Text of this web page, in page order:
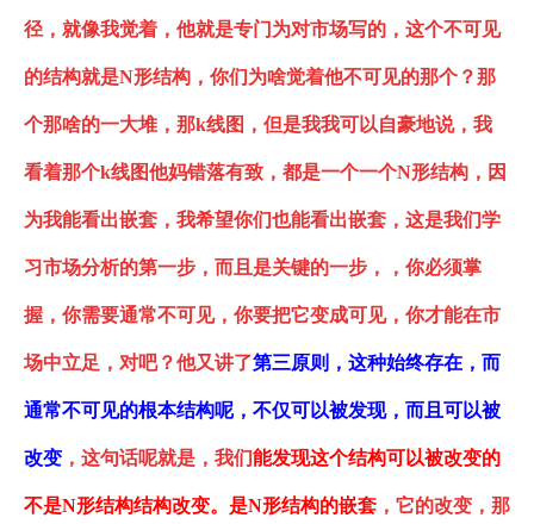
径，就像我觉着，他就是专门为对市场写的，这个不可见
的结构就是N形结构 ，你们为啥觉着他不可见的那个？那
个那啥的一大堆，那k线图，但是我我可以自豪地说，我
看着那个k线图他妈错落有致，都是一个一个N形结构 ，因
为我能看出嵌套， 我希望你们也能看出嵌套，这是我们学
习市场分析的第一步，而且是关键的一步， ， 你必须掌
握，你需要通常不可见，你要把它变成可见，你才能在市
场中立足 ，对吧？他又讲了第三原则 ，这种始终存在，而
通常不可见的根本结构呢，不仅可以被发现，而且可以被
改变 ，这句话呢就是，我们能发现这个结构可以被改变的
不是N形结构结构改变。是N形结构的嵌套 ，它的改变，那